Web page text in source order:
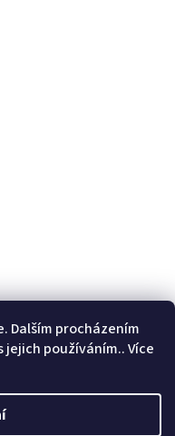
Dalším procházením
používáním.. Více